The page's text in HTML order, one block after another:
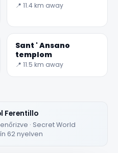
📍 11.4 km away
Sant ' Ansano
templom
📍 11.5 km away
Ferentillo
· Secret World
62 nyelven